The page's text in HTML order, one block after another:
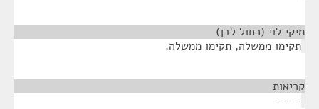
מיקי לוי (כחול לבן)
תקימו ממשלה, תקימו ממשלה.
קריאות
- - -